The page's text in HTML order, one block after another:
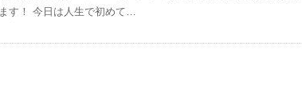
ます！ 今日は人生で初めて…